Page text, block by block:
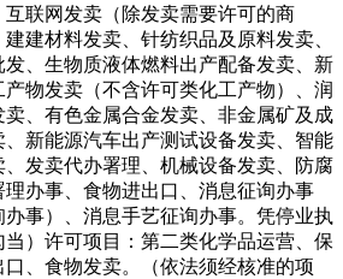
联网发卖（除发卖需要许可的商
建材料发卖、针纺织品及原料发卖、
、生物质液体燃料出产配备发卖、新
物发卖（不含许可类化工产物）、润
、有色金属合金发卖、非金属矿及成
新能源汽车出产测试设备发卖、智能
发卖代办署理、机械设备发卖、防腐
办事、食物进出口、消息征询办事
办事）、消息手艺征询办事。凭停业执
）许可项目：第二类化学品运营、保
、食物发卖。（依法须经核准的项